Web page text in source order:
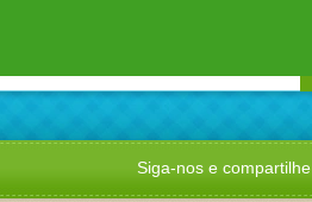
Siga-nos e compartilhe